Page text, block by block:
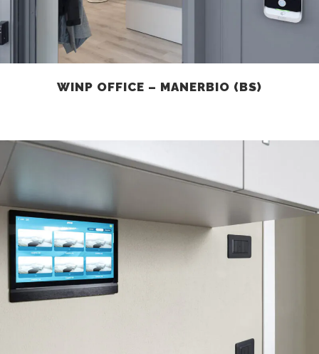
WINP OFFICE – MANERBIO (BS)